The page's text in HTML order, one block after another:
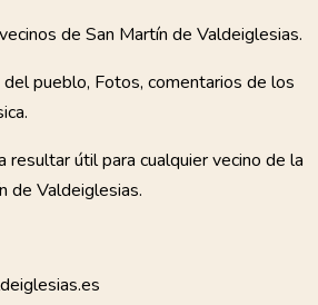
de San Martín de Valdeiglesias.
pueblo, Fotos, comentarios de los
resultar útil para cualquier vecino de la
de Valdeiglesias.